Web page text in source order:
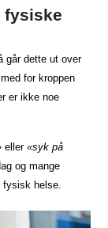
fysiske
går dette ut over
for kroppen
er ikke noe
eller«syk på
og mange
fysisk helse.